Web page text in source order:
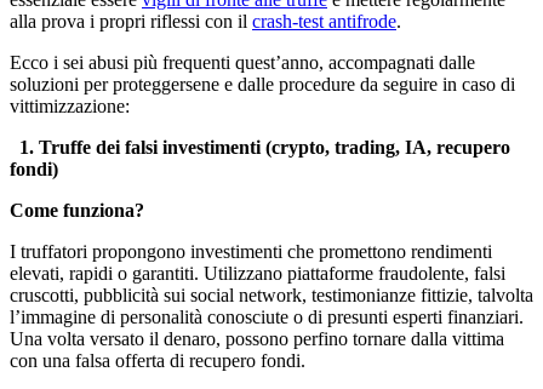
alla prova i propri riflessi con il crash-test antifrode.
Ecco i sei abusi più frequenti quest’anno, accompagnati dalle
soluzioni per proteggersene e dalle procedure da seguire in caso di
vittimizzazione:
1. Truffe dei falsi investimenti (crypto, trading, IA, recupero
fondi)
Come funziona?
I truffatori propongono investimenti che promettono rendimenti
elevati, rapidi o garantiti. Utilizzano piattaforme fraudolente, falsi
cruscotti, pubblicità sui social network, testimonianze fittizie, talvolta
l’immagine di personalità conosciute o di presunti esperti finanziari.
Una volta versato il denaro, possono perfino tornare dalla vittima
con una falsa offerta di recupero fondi.